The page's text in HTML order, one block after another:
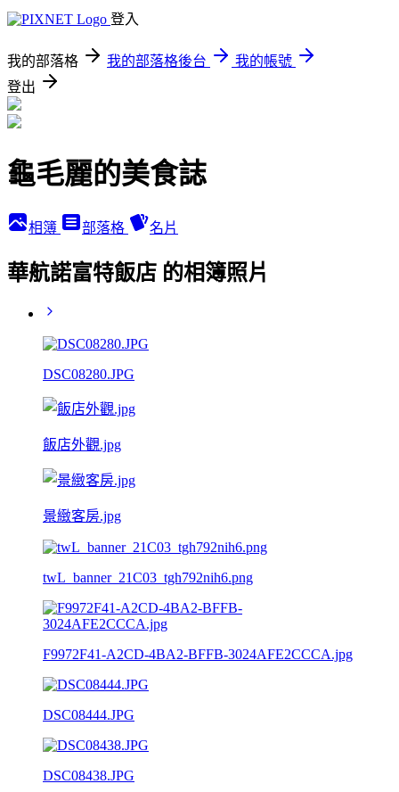
登入
我的部落格 我的部落格後台
我的帳號
登出
龜毛麗的美食誌
相簿 部落格 名片
華航諾富特飯店 的相簿照片
DSC08280.JPG
飯店外觀.jpg
景緻客房.jpg
twL_banner_21C03_tgh792nih6.png
F9972F41-A2CD-4BA2-BFFB-3024AFE2CCCA.jpg
DSC08444.JPG
DSC08438.JPG